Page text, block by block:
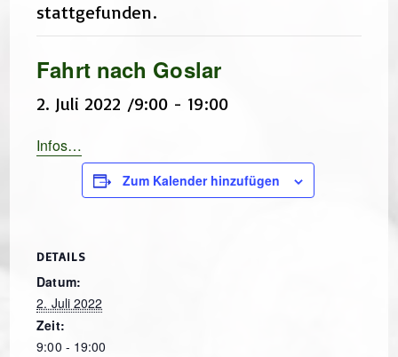
stattgefunden.
Fahrt nach Goslar
2. Juli 2022 /9:00 - 19:00
Infos…
Zum Kalender hinzufügen
DETAILS
Datum:
2. Juli 2022
Zeit:
9:00 - 19:00